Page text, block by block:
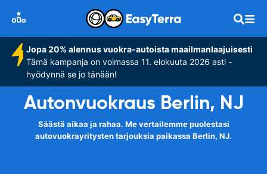
Jopa 20% alennus vuokra-autoista maailmanlaajuisesti
Tämä kampanja on voimassa 11. elokuuta 2026 asti -
hyödynnä se jo tänään!
Autonvuokraus Berlin, NJ
Säästä aikaa ja rahaa. Me vertailemme puolestasi
autovuokrayritysten tarjouksia paikassa Berlin, NJ.